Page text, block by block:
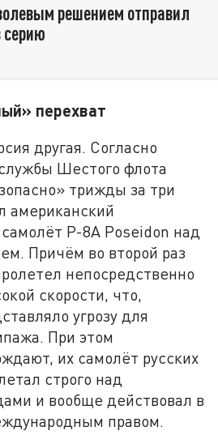
решением отправил
серию
перехват
другая. Согласно
Шестого флота
трижды за три
американский
P-8A Poseidon над
Причём во второй раз
непосредственно
скорости, что,
угрозу для
При этом
их самолёт русских
строго над
и вообще действовал в
правом.